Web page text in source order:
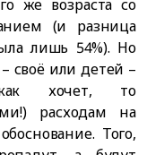
же возраста со
(и разница
лишь 54%). Но
своё или детей –
хочет, то
расходам на
Того,